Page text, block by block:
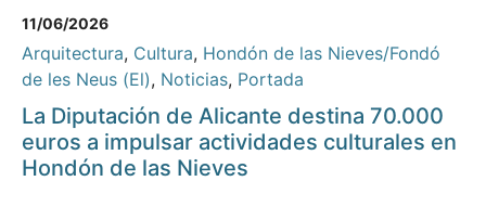
11/06/2026
Arquitectura, Cultura, Hondón de las Nieves/Fondó
de les Neus (El), Noticias, Portada
La Diputación de Alicante destina 70.000
euros a impulsar actividades culturales en
Hondón de las Nieves